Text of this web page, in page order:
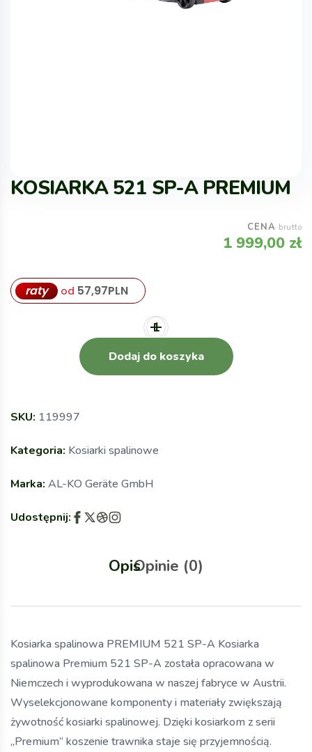
KOSIARKA 521 SP-A PREMIUM
CENA brutto
1 999,00 zł
raty od 57,97PLN
Dodaj do koszyka
SKU: 119997
Kategoria: Kosiarki spalinowe
Marka: AL-KO Geräte GmbH
Udostępnij:
OpisOpinie (0)
Kosiarka spalinowa PREMIUM 521 SP-A Kosiarka
spalinowa Premium 521 SP-A została opracowana w
Niemczech i wyprodukowana w naszej fabryce w Austrii.
Wyselekcjonowane komponenty i materiały zwiększają
żywotność kosiarki spalinowej. Dzięki kosiarkom z serii
„Premium” koszenie trawnika staje się przyjemnością.